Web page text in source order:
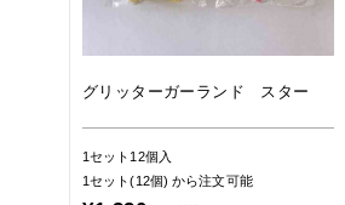
グリッターガーランド スター
1セット12個入
1セット(12個)から注文可能